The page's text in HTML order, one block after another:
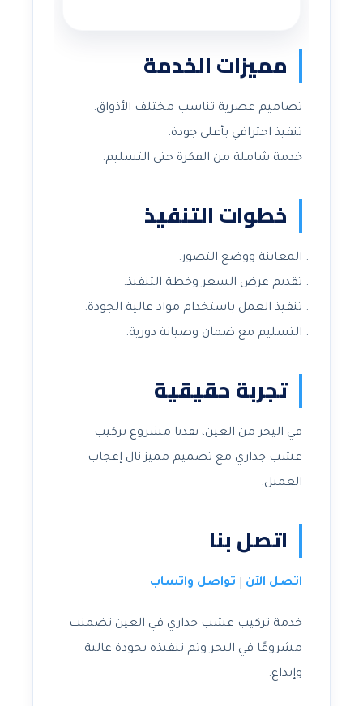
مميزات الخدمة
تصاميم عصرية تناسب مختلف الأذواق.
تنفيذ احترافي بأعلى جودة.
خدمة شاملة من الفكرة حتى التسليم.
خطوات التنفيذ
المعاينة ووضع التصور.
تقديم عرض السعر وخطة التنفيذ.
تنفيذ العمل باستخدام مواد عالية الجودة.
التسليم مع ضمان وصيانة دورية.
تجربة حقيقية
في اليحر من العين، نفذنا مشروع تركيب
عشب جداري مع تصميم مميز نال إعجاب
العميل.
اتصل بنا
اتصل الآن تواصل واتساب
خدمة تركيب عشب جداري في العين تضمنت
مشروعًا في اليحر وتم تنفيذه بجودة عالية
وإبداع.